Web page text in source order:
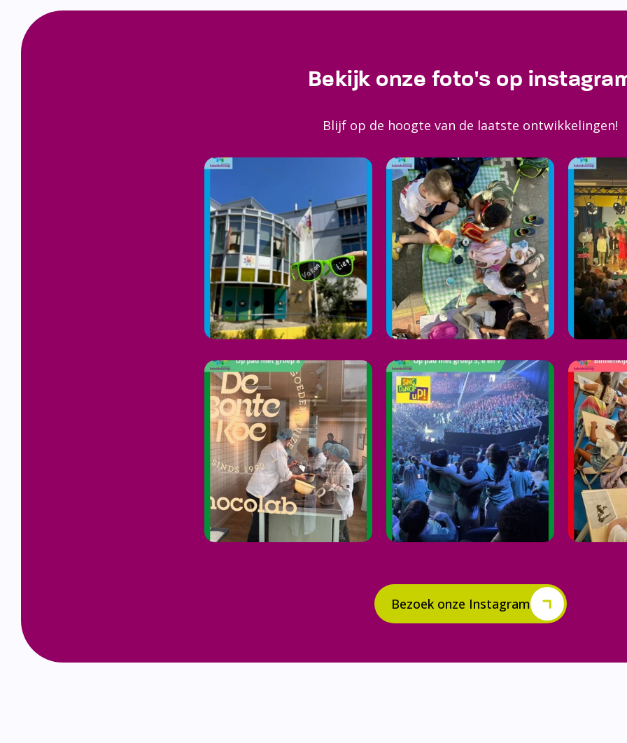
Bekijk onze foto's op
Bezoek onze Instagram